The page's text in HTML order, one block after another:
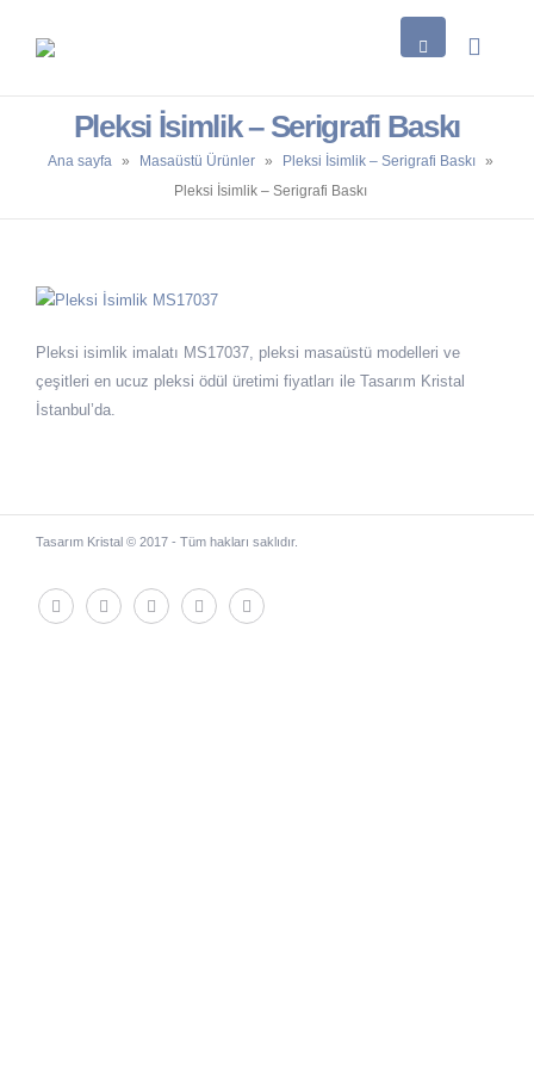
Pleksi İsimlik – Serigrafi Baskı
Ana sayfa » Masaüstü Ürünler » Pleksi İsimlik – Serigrafi Baskı
»
Pleksi İsimlik – Serigrafi Baskı
Pleksi isimlik imalatı MS17037, pleksi masaüstü modelleri ve
çeşitleri en ucuz pleksi ödül üretimi fiyatları ile Tasarım Kristal
İstanbul’da.
Tasarım Kristal © 2017 - Tüm hakları saklıdır.